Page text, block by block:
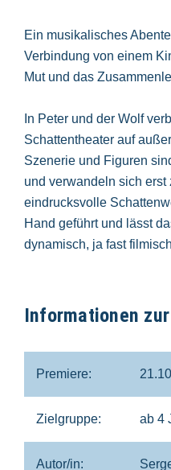
Ein musikalisches
Verbindung von einem
Mut und das
In Peter und der Wolf
Schattentheater auf
Szenerie und Figuren
und verwandeln sich erst
eindrucksvolle
Hand geführt und lässt
dynamisch, ja fast
Informationen
Premiere:
Zielgruppe: ab 4
Autor/in: